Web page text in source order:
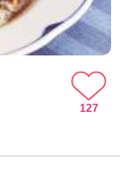
127